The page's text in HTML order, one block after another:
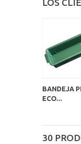
LOS
BANDEJA
ECO...
30